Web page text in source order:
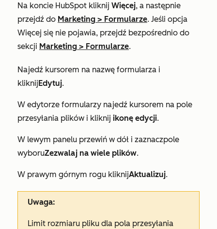
Na koncie HubSpot kliknij Więcej, a następnie
przejdź do Marketing > Formularze. Jeśli opcja
Więcej się nie pojawia, przejdź bezpośrednio do
sekcji Marketing > Formularze.
Najedź kursorem na nazwę formularza i
kliknij Edytuj.
W edytorze formularzy najedź kursorem na pole
przesyłania plików i kliknij ikonę edycji.
W lewym panelu przewiń w dół i zaznaczpole
wyboruZezwalaj na wiele plików.
W prawym górnym rogu kliknijAktualizuj.
Uwaga:
Limit rozmiaru pliku dla pola przesyłania